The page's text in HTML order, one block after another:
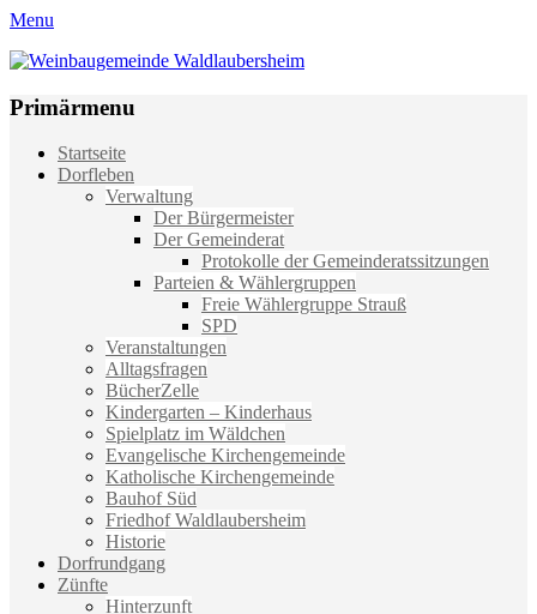
Menu
Weinbaugemeinde Waldlaubersheim
Primärmenu
Weiter
zum
Startseite
Dorfleben
Verwaltung
Der Bürgermeister
Der Gemeinderat
Protokolle der Gemeinderatssitzungen
Parteien & Wählergruppen
Freie Wählergruppe Strauß
SPD
Veranstaltungen
Alltagsfragen
BücherZelle
Kindergarten – Kinderhaus
Spielplatz im Wäldchen
Evangelische Kirchengemeinde
Katholische Kirchengemeinde
Bauhof Süd
Friedhof Waldlaubersheim
Historie
Dorfrundgang
Zünfte
Hinterzunft